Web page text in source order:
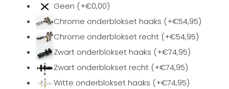
Geen (+€0,00)
Chrome onderblokset haaks (+€54,95)
Chrome onderblokset recht (+€54,95)
Zwart onderblokset haaks (+€74,95)
Zwart onderblokset recht (+€74,95)
Witte onderblokset haaks (+€74,95)